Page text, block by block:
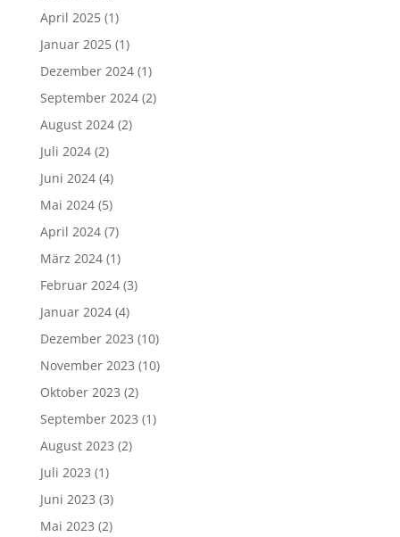
April 2025(1)
Januar 2025(1)
Dezember 2024(1)
September 2024(2)
August 2024(2)
Juli 2024(2)
Juni 2024(4)
Mai 2024(5)
April 2024(7)
März 2024(1)
Februar 2024(3)
Januar 2024(4)
Dezember 2023 (10)
November 2023 (10)
Oktober 2023 (2)
September 2023 (1)
August 2023 (2)
Juli 2023 (1)
Juni 2023 (3)
Mai 2023 (2)